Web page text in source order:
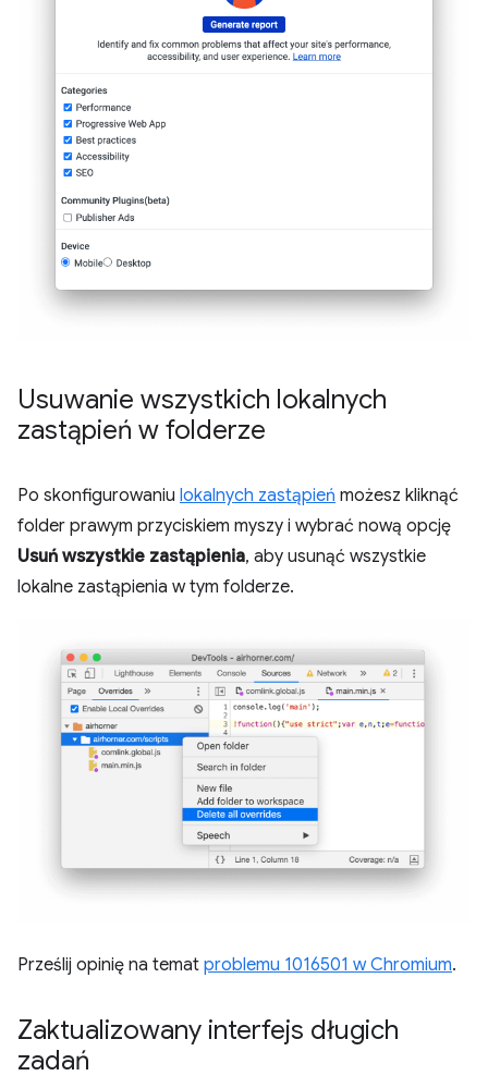
Usuwanie wszystkich lokalnych
zastąpień w folderze
Po skonfigurowaniu lokalnych zastąpień możesz kliknąć
folder prawym przyciskiem myszy i wybrać nową opcję
Usuń wszystkie zastąpienia, aby usunąć wszystkie
lokalne zastąpienia w tym folderze.
Prześlij opinię na temat problemu 1016501 w Chromium.
Zaktualizowany interfejs długich
zadań